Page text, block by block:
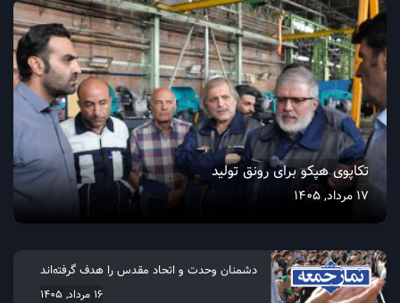
تکاپوی هپکو برای رونق تولید
17 مرداد, 1405
دشمنان وحدت و اتحاد مقدس را هدف گرفته‌اند
16 مرداد, 1405